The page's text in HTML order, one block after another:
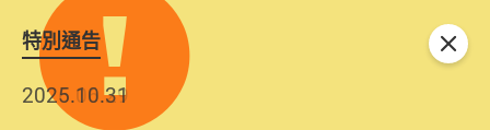
特別通告
2026.06.29
2025.10.31
關閉